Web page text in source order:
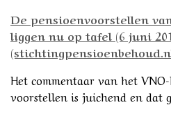
De pensioenvoorstellen
liggen nu op tafel (6 juni
Het commentaar van het
voorstellen is juichend en dat